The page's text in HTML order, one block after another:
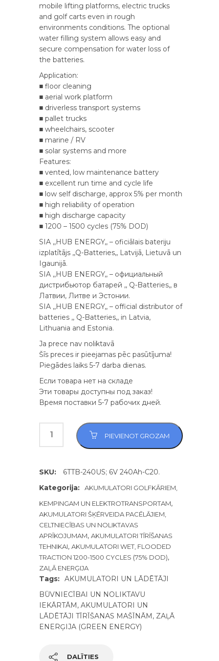
mobile lifting platforms, electric trucks
and golf carts even in rough
environments conditions. The optional
water filling system allows easy and
secure compensation for water loss of
the batteries.
Application:
■ floor cleaning
■ aerial work platform
■ driverless transport systems
■ pallet trucks
■ wheelchairs, scooter
■ marine / RV
■ solar systems and more
Features:
■ vented, low maintenance battery
■ excellent run time and cycle life
■ low self discharge, approx 5% per month
■ high reliability of operation
■ high discharge capacity
■ 1200 – 1500 cycles (75% DOD)
SIA ,,HUB ENERGY,, – oficiālais bateriju
izplatītājs ,,Q-Batteries,, Latvijā, Lietuvā un
Igaunijā.
SIA ,,HUB ENERGY,, – официальный
дистрибьютор батарей ,, Q-Batteries,, в
Латвии, Литве и Эстонии.
SIA ,,HUB ENERGY,, – official distributor of
batteries ,, Q-Batteries,, in Latvia,
Lithuania and Estonia.
Ja prece nav noliktavā
Šīs preces ir pieejamas pēc pasūtījuma!
Piegādes laiks 5-7 darba dienas.
Если товара нет на складе
Эти товары доступны под заказ!
Время поставки 5-7 рабочих дней.
PIEVIENOT GROZAM
SKU:
6TTB-240US; 6V 240Ah-C20.
Kategorija:
AKUMULATORI GOLFKĀRIEM,
KEMPINGAM UN ELEKTROTRANSPORTAM,
AKUMULATORI ŠĶĒRVEIDA PACĒLĀJIEM,
CELTNIECĪBAS UN NOLIKTAVAS
APRĪKOJUMAM, AKUMULATORI TĪRĪŠANAS
TEHNIKAI, AKUMULATORI WET, FLOODED
TRACTION 1200-1500 CYCLES (75% DOD),
ZAĻĀ ENERĢIJA
Tags: AKUMULATORI UN LĀDĒTĀJI
BŪVNIECĪBAI UN NOLIKTAVU
IEKĀRTĀM, AKUMULATORI UN
LĀDĒTĀJI TĪRĪŠANAS MAŠĪNĀM, ZAĻĀ
ENERĢIJA (GREEN ENERGY)
DALĪTIES